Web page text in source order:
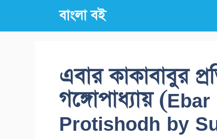
content
বাংলা বই
এবার কাকাবাবুর
গঙ্গোপাধ্যায়
Protishodh by